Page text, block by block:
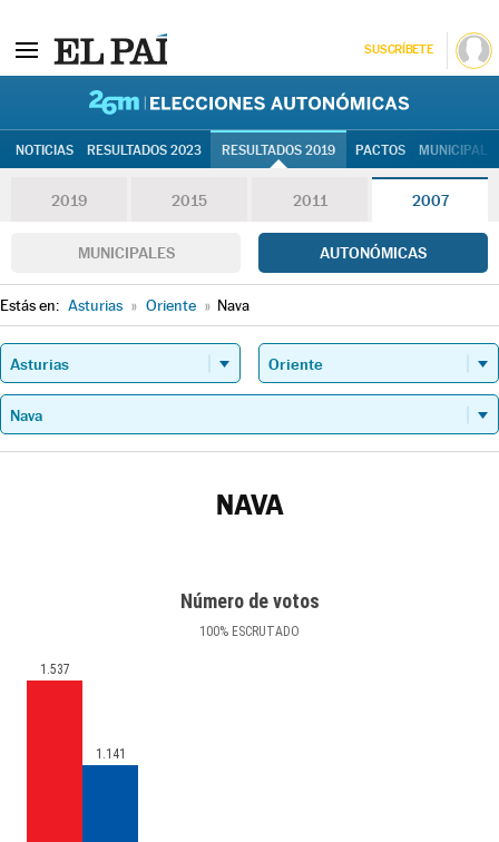
SUSCRÍBETE
NOTICIAS RESULTADOS 2023 RESULTADOS 2019 PACTOS
2019 2015 2011 2007
MUNICIPALES AUTONÓMICAS
Estás en: Asturias » Oriente » Nava
NAVA
Número de votos
100% ESCRUTADO
1.537
1.141